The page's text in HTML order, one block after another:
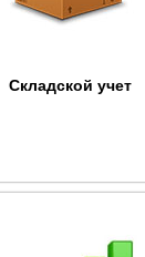
Складской учет